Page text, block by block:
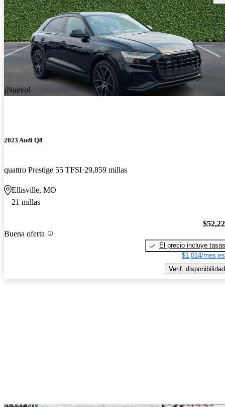
¡Nuevo!
2023 Audi Q8
quattro Prestige 55 TFSI 29,859 millas
Ellisville, MO
21 millas
Buena oferta
El precio incluye tasas
$1,014/mes
Verif. disponibilidad